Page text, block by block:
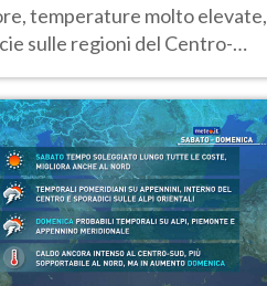
temperature molto elevate,
sulle regioni del Centro-
montuose